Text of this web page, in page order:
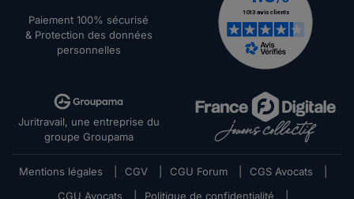
Paiement 100% sécurisé
& Protection des données
personnelles
Juritravail, une entreprise du
groupe Groupama
Mentions légales CGV CGU Forum CGS Avocats
CGU Avocats
Politique de confidentialité